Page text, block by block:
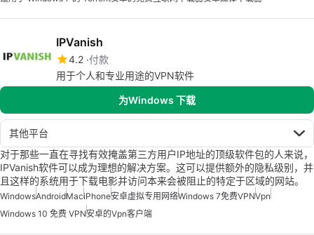
IPVanish
4.2 付款
用于个人和专业用途的VPN软件
为Windows 下载
其他平台
对于那些一直在寻找有效掩盖第三方用户IP地址的顶级软件包的人来说，
IPVanish软件可以成为理想的解决方案。这可以提供额外的隐私级别，并
且这样的系统用于下载电影并访问本来会被阻止的特定于区域的网站。
WindowsAndroidMaciPhone安卓虚拟专用网络Windows 7免费VPNVpn
Windows 10 免费 VPN安卓的vpn客户端